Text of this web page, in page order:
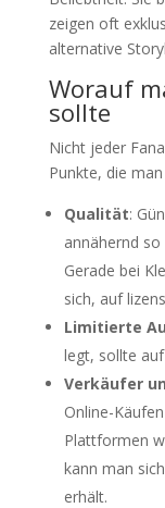
zeigen oft
alternative
Worauf
sollte
Nicht jeder
Punkte, die
Qualität:
annähernd
Gerade bei
sich, auf
Limitierte
legt, sollte
Verkäufer
Online-
Plattformen
kann man
erhält.